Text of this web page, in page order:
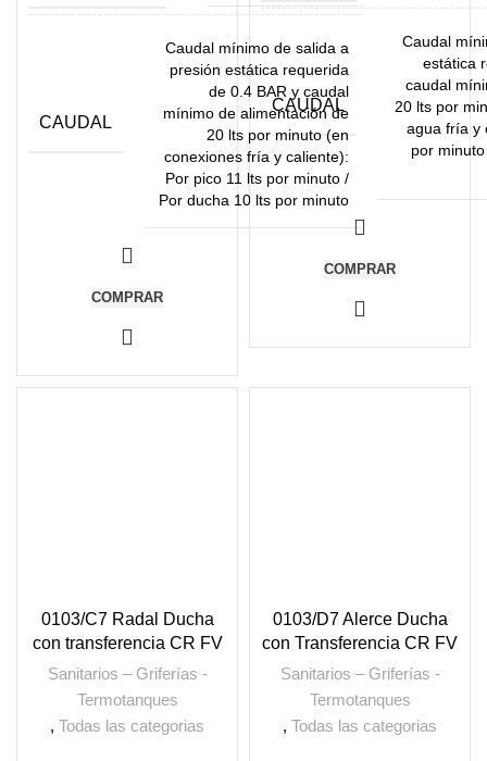
CAUDAL
Caudal mínimo de salida a
presión estática requerida
de 0.4 BAR y caudal
mínimo de alimentación de
20 lts por minuto (en
conexiones fría y caliente):
Por pico 11 lts por minuto /
Por ducha 10 lts por minuto
COMPRAR
CAUDAL
Caudal
estática
caudal
20 lts por
agua fría y
por
COMPRAR
0103/C7 Radal Ducha
con transferencia CR FV
Sanitarios – Griferías -
Termotanques
, Todas las categorias
0103/D7 Alerce Ducha
con Transferencia CR FV
Sanitarios – Griferías -
Termotanques
, Todas las categorias